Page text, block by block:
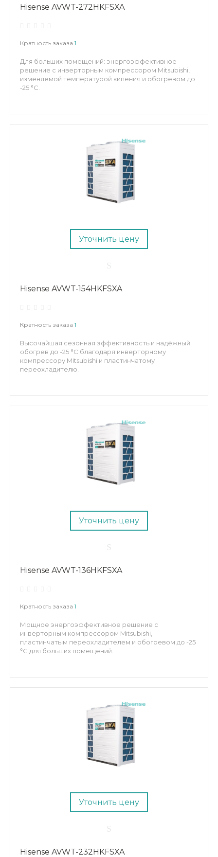
Hisense AVWT-272HKFSXA
Кратность заказа 1
Для больших помещений: энергоэффективное
решение с инверторным компрессором Mitsubishi,
изменяемой температурой кипения и обогревом до
-25 °C.
Уточнить цену
Hisense AVWT-154HKFSXA
Кратность заказа 1
Высочайшая сезонная эффективность и надёжный
обогрев до -25 °C благодаря инверторному
компрессору Mitsubishi и пластинчатому
переохладителю.
Уточнить цену
Hisense AVWT-136HKFSXA
Кратность заказа 1
Мощное энергоэффективное решение с
инверторным компрессором Mitsubishi,
пластинчатым переохладителем и обогревом до -25
°C для больших помещений.
Уточнить цену
Hisense AVWT-232HKFSXA